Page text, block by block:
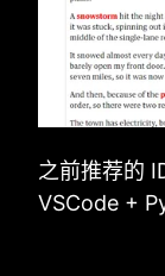
之前推荐的
VSCode +